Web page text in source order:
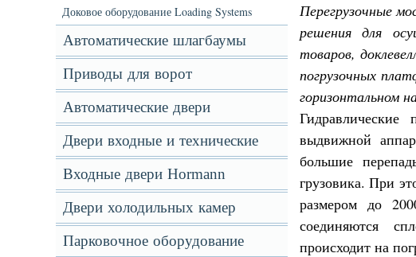
Доковое оборудование Loading Systems
Автоматические шлагбаумы
Приводы для ворот
Автоматические двери
Двери входные и технические
Входные двери Hormann
Двери холодильных камер
Парковочное оборудование
Перегрузочные
решения для
товаров,
погрузочных
горизонтальном
выдвижной
большие
грузовика. При
размером до
соединяются
происходит на